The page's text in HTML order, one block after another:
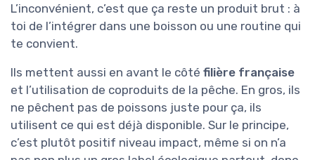
L’inconvénient, c’est que ça reste un produit brut : à
toi de l’intégrer dans une boisson ou une routine qui
te convient.
Ils mettent aussi en avant le côté filière française
et l’utilisation de coproduits de la pêche. En gros, ils
ne pêchent pas de poissons juste pour ça, ils
utilisent ce qui est déjà disponible. Sur le principe,
c’est plutôt positif niveau impact, même si on n’a